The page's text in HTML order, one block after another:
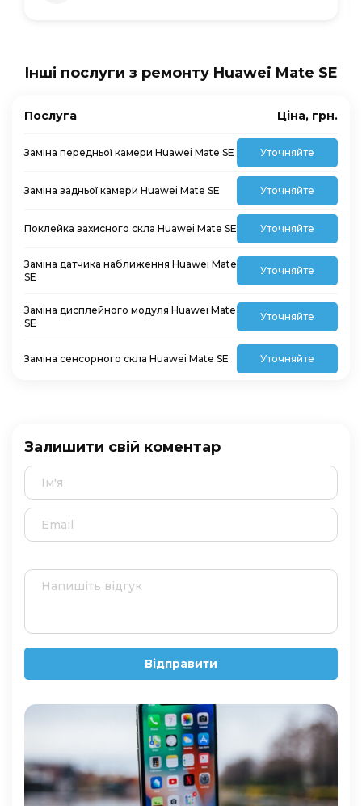
Інші послуги з ремонту Huawei Mate SE
Послуга Ціна, грн.
Заміна передньої камери Huawei Mate SE Уточняйте
Заміна задньої камери Huawei Mate SE Уточняйте
Поклейка захисного скла Huawei Mate SE Уточняйте
Заміна датчика наближення Huawei Mate
SE
Уточняйте
Заміна дисплейного модуля Huawei Mate
SE
Уточняйте
Заміна сенсорного скла Huawei Mate SE Уточняйте
Залишити свій коментар
Відправити